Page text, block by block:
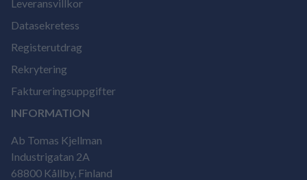
Leveransvillkor
Datasekretess
Registerutdrag
Rekrytering
Faktureringsuppgifter
INFORMATION
Ab Tomas Kjellman
Industrigatan 2A
68800 Kållby, Finland